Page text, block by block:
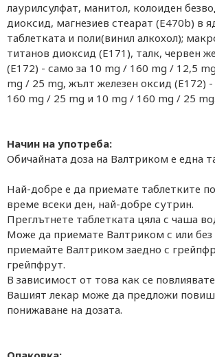
лаурилсулфат, манитол, колоиден
диоксид, магнезиев стеарат (Е470b) в
таблетката и поли(винил алкохол);
титанов диоксид (Е171), талк, червен
(Е172) - само за 10 mg / 160 mg / 12,5
mg / 25 mg, жълт железен оксид (E172)
160 mg / 25 mg и 10 mg / 160 mg / 25 mg.
Начин на употреба:
Обичайната доза на Валтриком е една
Най-добре е да приемате таблетките
време всеки ден, най-добре сутрин.
Преглътнете таблетката цяла с чаша
Може да приемате Валтриком с или без
приемайте Валтриком заедно с
грейпфрут.
В зависимост от това как се
Вашият лекар може да предложи
понижаване на дозата.